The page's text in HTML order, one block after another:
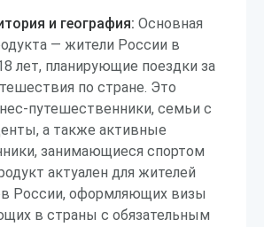
и география: Основная
— жители России в
лет, планирующие поездки за
по стране. Это
путешественники, семьи с
а также активные
занимающиеся спортом
актуален для жителей
России, оформляющих визы
в страны с обязательным